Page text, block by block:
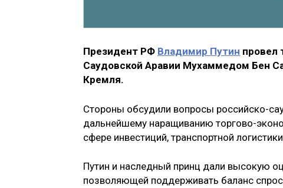
Президент РФ Владимир Путин провел
Саудовской Аравии Мухаммедом Бен
Кремля.
Стороны обсудили вопросы российско-
дальнейшему наращиванию торгово-
сфере инвестиций, транспортной
Путин и наследный принц дали высокую
позволяющей поддерживать баланс